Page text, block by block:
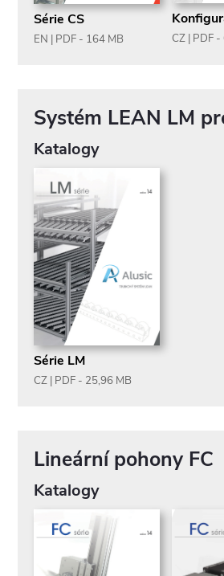
Série CS
EN | PDF - 164 MB CZ | PDF -
Systém LEAN LM
Katalogy
Série LM
CZ | PDF - 25,96 MB
Lineární pohony FC
Katalogy